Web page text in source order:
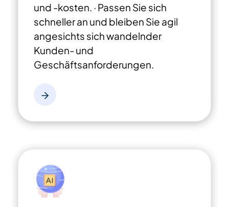
und -kosten. · Passen Sie sich
schneller an und bleiben Sie agil
angesichts sich wandelnder
Kunden- und
Geschäftsanforderungen.